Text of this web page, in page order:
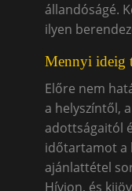
állandóságé.
ilyen
Mennyi ideig
Előre nem
a helyszíntől,
adottságaitól
időtartamot a
ajánlattétel
Hívjon, és